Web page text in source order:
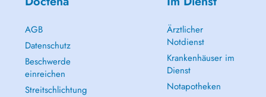
AGB
Datenschutz
Beschwerde
einreichen
Streitschlichtung
Ärztlicher
Notdienst
Krankenhäuser im
Dienst
Notapotheken